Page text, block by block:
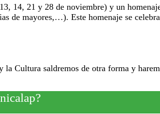
14, 21 y 28 de noviembre) y un
de mayores,…). Este homenaje se
Cultura saldremos de otra forma y